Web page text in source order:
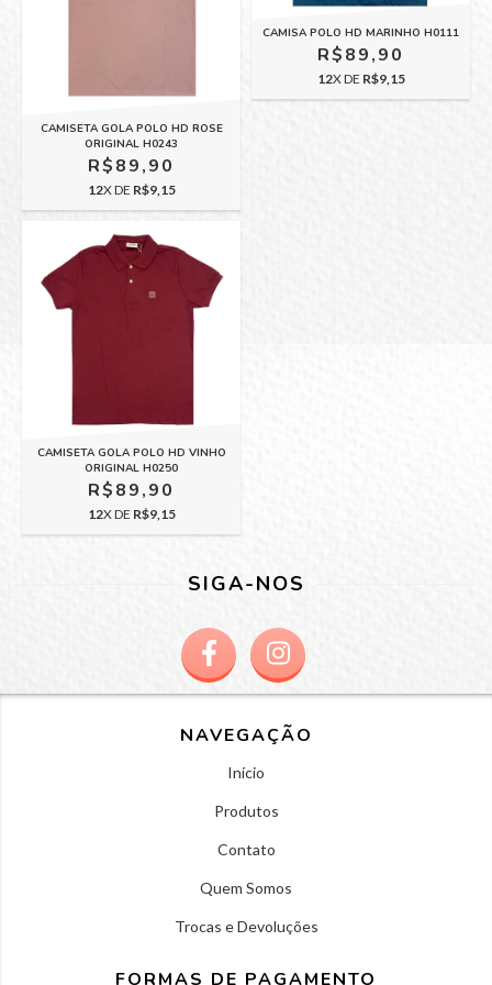
CAMISETA GOLA POLO HD ROSE
ORIGINAL H0243
R$89,90
12X DE R$9,15
CAMISA POLO HD MARINHO H0111
R$89,90
12X DE R$9,15
CAMISETA GOLA POLO HD VINHO
ORIGINAL H0250
R$89,90
12X DE R$9,15
SIGA-NOS
NAVEGAÇÃO
Início
Produtos
Contato
Quem Somos
Trocas e Devoluções
FORMAS DE PAGAMENTO